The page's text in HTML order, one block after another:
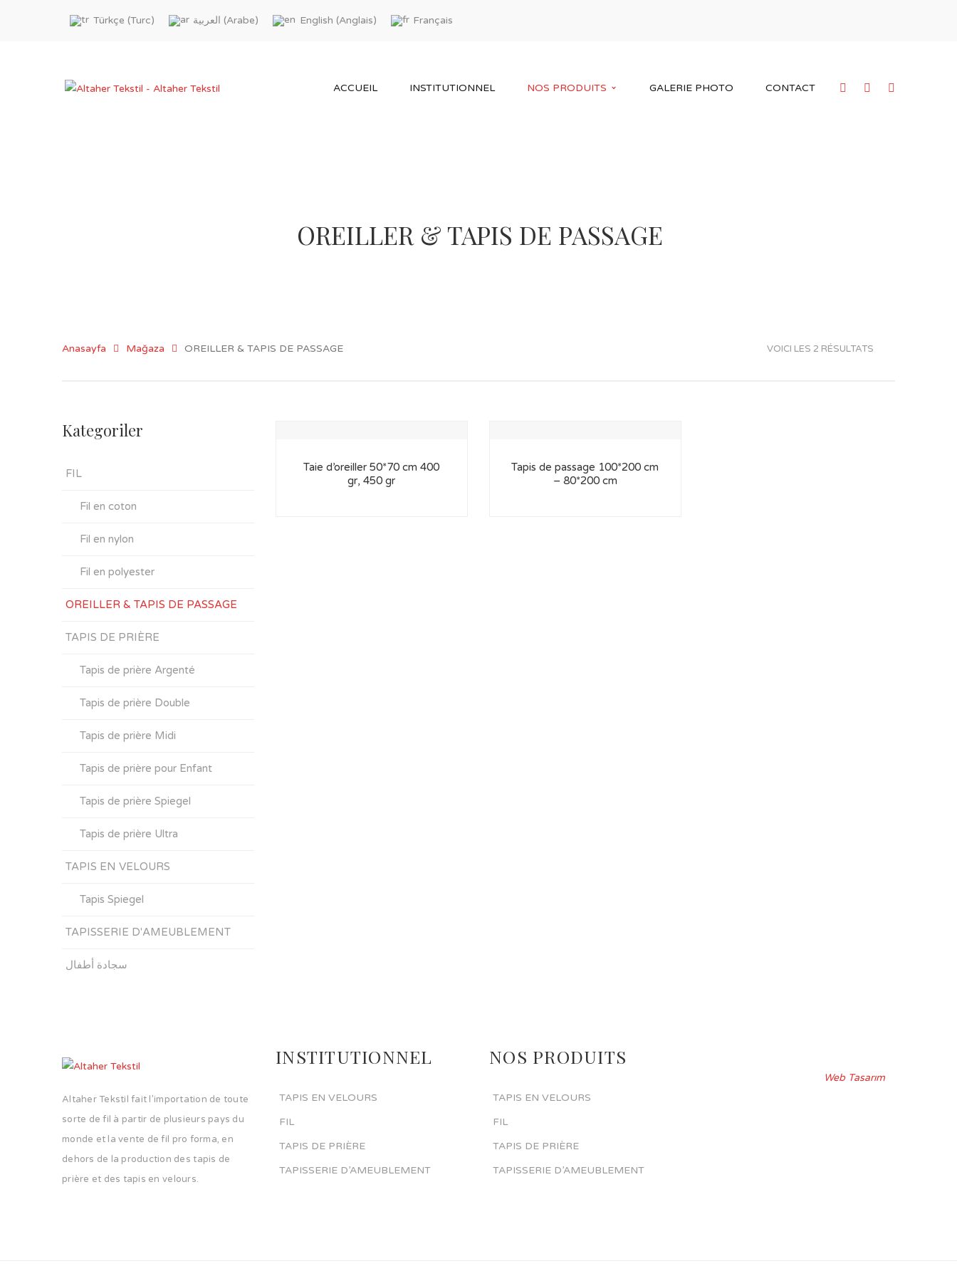
Türkçe (Turc) العربية (Arabe) English (Anglais) Français
ACCUEIL INSTITUTIONNEL NOS PRODUITS GALERIE PHOTO CONTACT
OREILLER & TAPIS DE PASSAGE
Anasayfa Mağaza OREILLER & TAPIS DE PASSAGE VOICI LES 2 RÉSULTATS
Kategoriler
FIL
Fil en coton
Fil en nylon
Fil en polyester
OREILLER & TAPIS DE PASSAGE
TAPIS DE PRIÈRE
Tapis de prière Argenté
Tapis de prière Double
Tapis de prière Midi
Tapis de prière pour Enfant
Tapis de prière Spiegel
Tapis de prière Ultra
TAPIS EN VELOURS
Tapis Spiegel
TAPISSERIE D'AMEUBLEMENT
سجادة أطفال
Taie d’oreiller 50*70 cm 400
gr, 450 gr
Tapis de passage 100*200 cm
– 80*200 cm
Altaher Tekstil fait l’importation de toute
sorte de fil à partir de plusieurs pays du
monde et la vente de fil pro forma, en
dehors de la production des tapis de
prière et des tapis en velours.
INSTITUTIONNEL
TAPIS EN VELOURS
FIL
TAPIS DE PRIÈRE
TAPISSERIE D’AMEUBLEMENT
NOS PRODUITS
TAPIS EN VELOURS
FIL
TAPIS DE PRIÈRE
TAPISSERIE D’AMEUBLEMENT
Web Tasarım